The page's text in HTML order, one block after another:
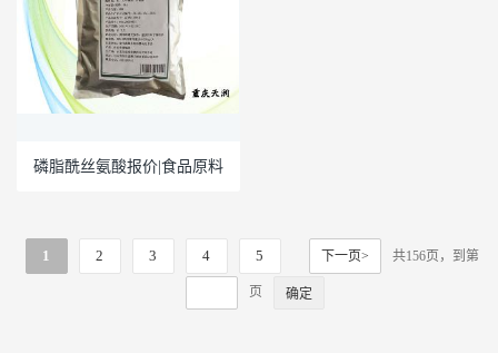
磷脂酰丝氨酸报价|食品原料
1 2 3 4 5 下一页> 共156页，到第
页